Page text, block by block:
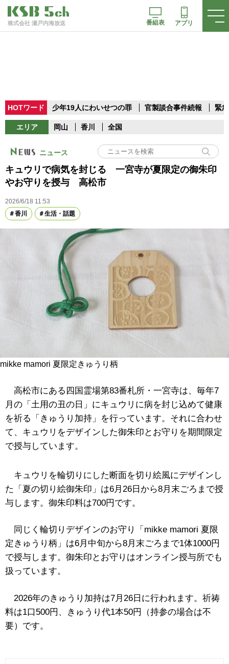
株式会社 瀬戸内海放送 番組表 アプリ
HOTワード 少年19人にわいせつの罪 官製談合事件続報 緊
エリア 岡山 香川 全国
ニュース
キュウリで病気を封じる 一宮寺が夏限定の御朱印
やお守りを授与 高松市
2026/6/18 11:53
香川
生活・話題
mikke mamori 夏限定きゅうり柄
高松市にある四国霊場第83番札所・一宮寺は、毎年7
月の「土用の丑の日」にキュウリに病を封じ込めて健康
を祈る「きゅうり加持」を行っています。それに合わせ
て、キュウリをデザインした御朱印とお守りを期間限定
で授与しています。
キュウリを輪切りにした断面を切り絵風にデザインし
た「夏の切り絵御朱印」は6月26日から8月末ごろまで授
与します。御朱印料は700円です。
同じく輪切りデザインのお守り「mikke mamori 夏限
定きゅうり柄」は6月中旬から8月末ごろまで1体1000円
で授与します。御朱印とお守りはオンライン授与所でも
扱っています。
2026年のきゅうり加持は7月26日に行われます。祈祷
料は1口500円、きゅうり代1本50円（持参の場合は不
要）です。